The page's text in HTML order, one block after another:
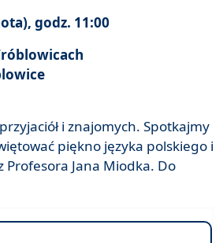
godz. 11:00
i znajomych. Spotkajmy
piękno języka polskiego i
Jana Miodka. Do